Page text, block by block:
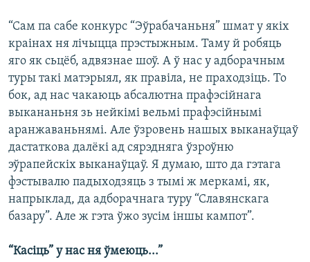
“Сам па сабе конкурс “Эўрабачаньня” шмат у якіх
краінах ня лічыцца прэстыжным. Таму й робяць
яго як сьцёб, адвязнае шоў. А ў нас у адборачным
туры такі матэрыял, як правіла, не праходзіць. То
бок, ад нас чакаюць абсалютна прафэсійнага
выкананьня зь нейкімі вельмі прафэсійнымі
аранжаваньнямі. Але ўзровень нашых выканаўцаў
дастаткова далёкі ад сярэдняга ўзроўню
эўрапейскіх выканаўцаў. Я думаю, што да гэтага
фэстывалю падыходзяць з тымі ж меркамі, як,
напрыклад, да адборачнага туру “Славянскага
базару”. Але ж гэта ўжо зусім іншы кампот”.
“Касіць” у нас ня ўмеюць...”